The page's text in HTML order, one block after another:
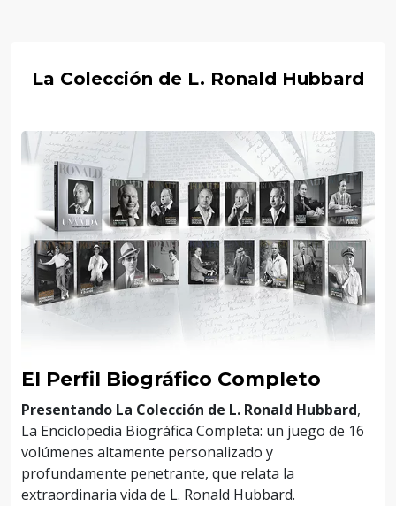
La Colección de L. Ronald Hubbard
El Perfil Biográfico Completo
Presentando La Colección de L. Ronald Hubbard,
La Enciclopedia Biográfica Completa: un juego de 16
volúmenes altamente personalizado y
profundamente penetrante, que relata la
extraordinaria vida de L. Ronald Hubbard.